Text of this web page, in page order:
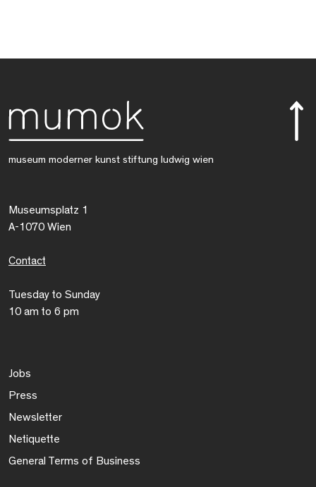
museum moderner kunst stiftung ludwig wien
Museumsplatz 1
A-1070 Wien
Contact
Tuesday to Sunday
10 am to 6 pm
Jobs
Press
Newsletter
Netiquette
General Terms of Business